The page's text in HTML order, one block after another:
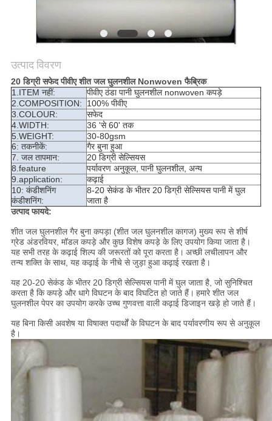
उत्पाद विवरण
20 डिग्री सफेद पीवीए शीत जल घुलनशील Nonwoven फैब्रिक
1.ITEM नहीं:
पीवीए ठंडा पानी घुलनशील nonwoven कपड़े
2.COMPOSITION:
100% पीवीए
3.COLOUR:
सफेद
4.WIDTH:
36 'से 60' तक
5.WEIGHT:
30-80gsm
6: तकनीकें:
गैर बुना हुआ
7. जल तापमान:
20 डिग्री सेल्सियस
8.feature
पर्यावरण अनुकूल, पानी घुलनशील, अन्य
9.application:
कढ़ाई
10: कंडीशनिंग
कंडीशनिंग:
8-20 सेकंड के भीतर 20 डिग्री सेल्सियस पानी में घुल
जाता है
उत्पाद फायदे:
शीत जल घुलनशील गैर बुना कपड़ा (शीत जल घुलनशील कागज) मुख्य रूप से शीर्ष
ग्रेड अंडरवियर, मॉडल कपड़े और कुछ विशेष कपड़े के लिए उपयोग किया जाता है।
यह सभी तरह के कढ़ाई शिल्प की जरूरतों को पूरा करता है। अच्छी लचीलापन और
तन्य शक्ति के साथ, यह कढ़ाई के नीचे से जुड़ा हुआ कढ़ाई रखता है।
यह 20-20 सेकंड के भीतर 20 डिग्री सेल्सियस पानी में घुल जाता है, जो सुनिश्चित
करता है कि कपड़े और धागे विघटन के बाद विघटित हो जाते हैं। हमारे शीत जल
घुलनशील पेपर का उपयोग करके उच्च गुणवत्ता वाली कढ़ाई डिजाइन खड़े हो जाते हैं।
यह बिना किसी अवशेष या विषाक्त पदार्थों के विघटन के बाद पर्यावरणीय रूप से अनुकूल
है।